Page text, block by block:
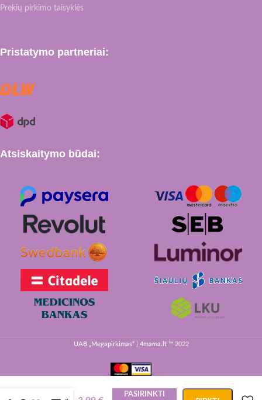
Prekių pirkimo taisyklės
Pristatymo partneriai:
Atsiskaitymo būdai:
UAB „Megapirkimas“ | 4mama.lt ™ 2022
PASIRINKTI